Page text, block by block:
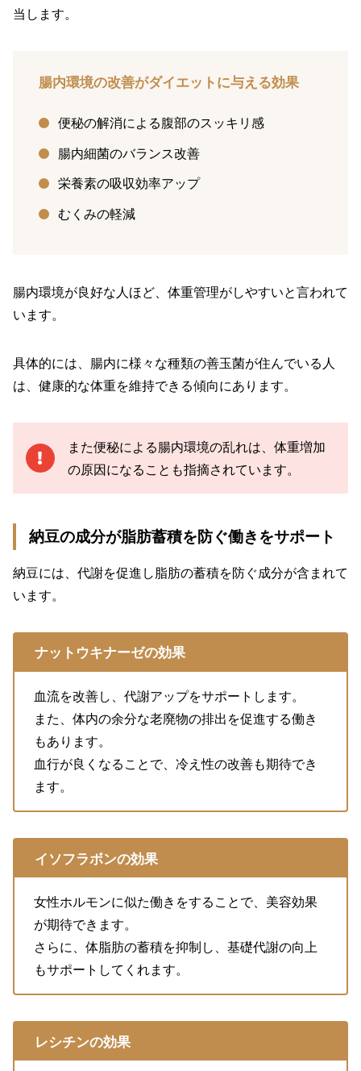
当します。
腸内環境の改善がダイエットに与える効果
便秘の解消による腹部のスッキリ感
腸内細菌のバランス改善
栄養素の吸収効率アップ
むくみの軽減
腸内環境が良好な人ほど、体重管理がしやすいと言われて
います。
具体的には、腸内に様々な種類の善玉菌が住んでいる人
は、健康的な体重を維持できる傾向にあります。
また便秘による腸内環境の乱れは、体重増加
の原因になることも指摘されています。
納豆の成分が脂肪蓄積を防ぐ働きをサポート
納豆には、代謝を促進し脂肪の蓄積を防ぐ成分が含まれて
います。
ナットウキナーゼの効果
血流を改善し、代謝アップをサポートします。
また、体内の余分な老廃物の排出を促進する働き
もあります。
血行が良くなることで、冷え性の改善も期待でき
ます。
イソフラボンの効果
女性ホルモンに似た働きをすることで、美容効果
が期待できます。
さらに、体脂肪の蓄積を抑制し、基礎代謝の向上
もサポートしてくれます。
レシチンの効果